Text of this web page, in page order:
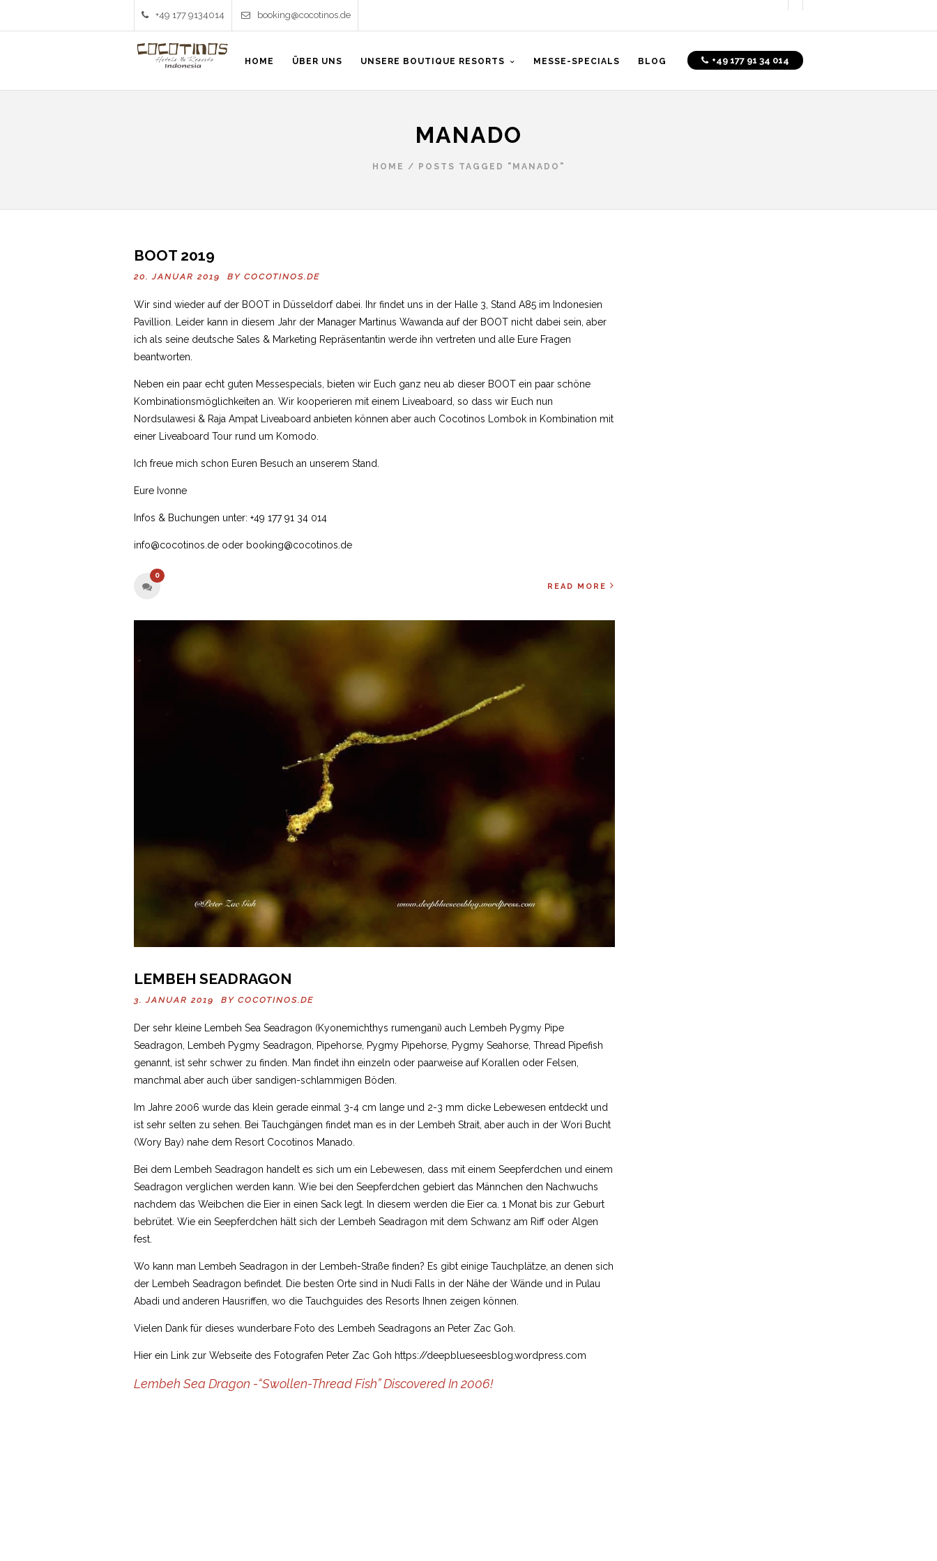
+49 177 9134014 booking@cocotinos.de
+49 177 91 34 014
HOME ÜBER UNS UNSERE BOUTIQUE RESORTS MESSE-SPECIALS BLOG
MANADO
HOME / POSTS TAGGED "MANADO"
BOOT 2019
20. JANUAR 2019 BY COCOTINOS.DE
Wir sind wieder auf der BOOT in Düsseldorf dabei. Ihr findet uns in der Halle 3, Stand A85 im Indonesien
Pavillion. Leider kann in diesem Jahr der Manager Martinus Wawanda auf der BOOT nicht dabei sein, aber
ich als seine deutsche Sales & Marketing Repräsentantin werde ihn vertreten und alle Eure Fragen
beantworten.
Neben ein paar echt guten Messespecials, bieten wir Euch ganz neu ab dieser BOOT ein paar schöne
Kombinationsmöglichkeiten an. Wir kooperieren mit einem Liveaboard, so dass wir Euch nun
Nordsulawesi & Raja Ampat Liveaboard anbieten können aber auch Cocotinos Lombok in Kombination mit
einer Liveaboard Tour rund um Komodo.
Ich freue mich schon Euren Besuch an unserem Stand.
Eure Ivonne
Infos & Buchungen unter: +49 177 91 34 014
info@cocotinos.de oder booking@cocotinos.de
0
READ MORE
LEMBEH SEADRAGON
3. JANUAR 2019 BY COCOTINOS.DE
Der sehr kleine Lembeh Sea Seadragon (Kyonemichthys rumengani) auch Lembeh Pygmy Pipe
Seadragon, Lembeh Pygmy Seadragon, Pipehorse, Pygmy Pipehorse, Pygmy Seahorse, Thread Pipefish
genannt, ist sehr schwer zu finden. Man findet ihn einzeln oder paarweise auf Korallen oder Felsen,
manchmal aber auch über sandigen-schlammigen Böden.
Im Jahre 2006 wurde das klein gerade einmal 3-4 cm lange und 2-3 mm dicke Lebewesen entdeckt und
ist sehr selten zu sehen. Bei Tauchgängen findet man es in der Lembeh Strait, aber auch in der Wori Bucht
(Wory Bay) nahe dem Resort Cocotinos Manado.
Bei dem Lembeh Seadragon handelt es sich um ein Lebewesen, dass mit einem Seepferdchen und einem
Seadragon verglichen werden kann. Wie bei den Seepferdchen gebiert das Männchen den Nachwuchs
nachdem das Weibchen die Eier in einen Sack legt. In diesem werden die Eier ca. 1 Monat bis zur Geburt
bebrütet. Wie ein Seepferdchen hält sich der Lembeh Seadragon mit dem Schwanz am Riff oder Algen
fest.
Wo kann man Lembeh Seadragon in der Lembeh-Straße finden? Es gibt einige Tauchplätze, an denen sich
der Lembeh Seadragon befindet. Die besten Orte sind in Nudi Falls in der Nähe der Wände und in Pulau
Abadi und anderen Hausriffen, wo die Tauchguides des Resorts Ihnen zeigen können.
Vielen Dank für dieses wunderbare Foto des Lembeh Seadragons an Peter Zac Goh.
Hier ein Link zur Webseite des Fotografen Peter Zac Goh https://deepblueseesblog.wordpress.com
Lembeh Sea Dragon -“Swollen-Thread Fish” Discovered In 2006!